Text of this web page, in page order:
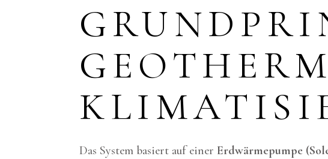
Das System basiert auf einer Erdwärmepumpe